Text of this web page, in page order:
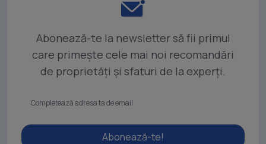
Abonează-te la newsletter să fii primul
care primește cele mai noi recomandări
de proprietăți și sfaturi de la experți.
Abonează-te!